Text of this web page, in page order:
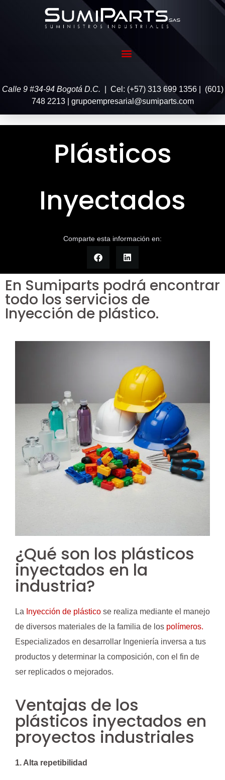
Calle 9 #34-94 Bogotá D.C. | Cel: (+57) 313 699 1356 | (601)
748 2213 | grupoempresarial@sumiparts.com
Plásticos
Inyectados
Comparte esta información en:
En Sumiparts podrá encontrar
todo los servicios de
Inyección de plástico.
¿Qué son los plásticos
inyectados en la
industria?
La Inyección de plástico se realiza mediante el manejo
de diversos materiales de la familia de los polímeros.
Especializados en desarrollar Ingeniería inversa a tus
productos y determinar la composición, con el fin de
ser replicados o mejorados.
Ventajas de los
plásticos inyectados en
proyectos industriales
1. Alta repetibilidad